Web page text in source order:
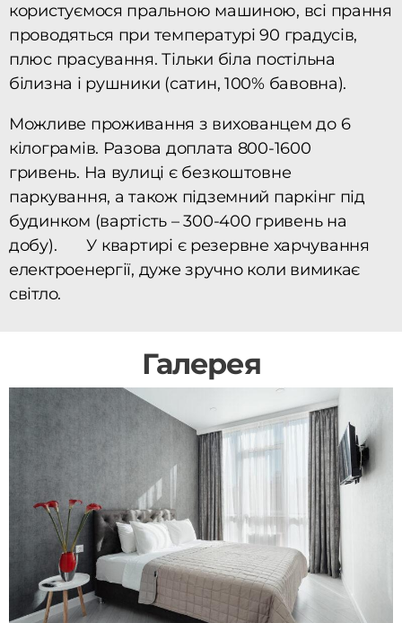
користуємося пральною машиною, всі прання
проводяться при температурі 90 градусів,
плюс прасування. Тільки біла постільна
білизна і рушники (сатин, 100% бавовна).
Можливе проживання з вихованцем до 6
кілограмів. Разова доплата 800-1600
гривень. На вулиці є безкоштовне
паркування, а також підземний паркінг під
будинком (вартість – 300-400 гривень на
добу). У квартирі є резервне харчування
електроенергії, дуже зручно коли вимикає
світло.
Галерея